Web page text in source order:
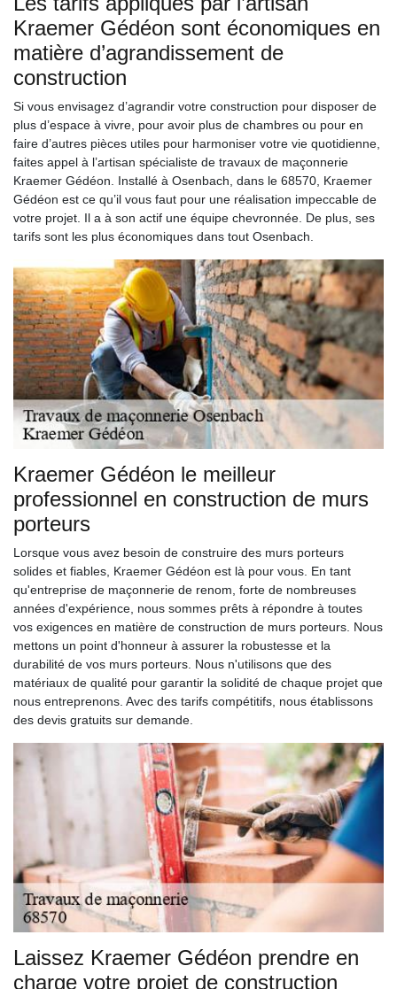
Kraemer Gédéon sont économiques en
matière d’agrandissement de
construction
Si vous envisagez d’agrandir votre construction pour disposer de
plus d’espace à vivre, pour avoir plus de chambres ou pour en
faire d’autres pièces utiles pour harmoniser votre vie quotidienne,
faites appel à l’artisan spécialiste de travaux de maçonnerie
Kraemer Gédéon. Installé à Osenbach, dans le 68570, Kraemer
Gédéon est ce qu’il vous faut pour une réalisation impeccable de
votre projet. Il a à son actif une équipe chevronnée. De plus, ses
tarifs sont les plus économiques dans tout Osenbach.
Kraemer Gédéon le meilleur
professionnel en construction de murs
porteurs
Lorsque vous avez besoin de construire des murs porteurs
solides et fiables, Kraemer Gédéon est là pour vous. En tant
qu'entreprise de maçonnerie de renom, forte de nombreuses
années d'expérience, nous sommes prêts à répondre à toutes
vos exigences en matière de construction de murs porteurs. Nous
mettons un point d'honneur à assurer la robustesse et la
durabilité de vos murs porteurs. Nous n'utilisons que des
matériaux de qualité pour garantir la solidité de chaque projet que
nous entreprenons. Avec des tarifs compétitifs, nous établissons
des devis gratuits sur demande.
Laissez Kraemer Gédéon prendre en
charge votre projet de construction